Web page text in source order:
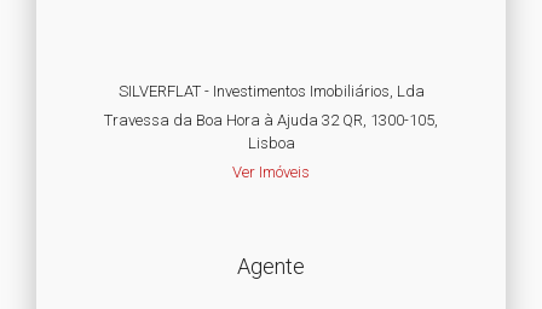
SILVERFLAT - Investimentos Imobiliários, Lda
Travessa da Boa Hora à Ajuda 32 QR, 1300-105,
Lisboa
Ver Imóveis
Agente